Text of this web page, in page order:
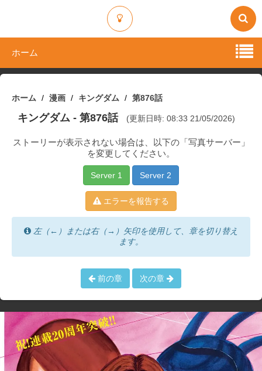
ホーム
ホーム 漫画 キングダム 第876話
キングダム - 第876話 (更新日時: 08:33 21/05/2026)
ストーリーが表示されない場合は、以下の「写真サーバー」
を変更してください。
Server 1 Server 2
エラーを報告する
左（←）または右（→）矢印を使用して、章を切り替え
ます。
前の章 次の章